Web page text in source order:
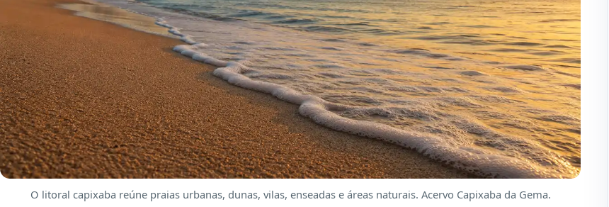
O litoral capixaba reúne praias urbanas, dunas, vilas, enseadas e áreas naturais. Acervo Capixaba da Gema.